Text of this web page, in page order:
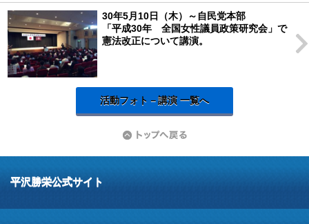
30年5月10日（木）～自民党本部
「平成30年 全国女性議員政策研究会」で
憲法改正について講演。
活動フォト－講演 一覧へ
平沢勝栄公式サイト